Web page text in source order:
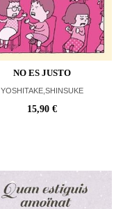
NO ES JUSTO
YOSHITAKE,SHINSUKE
15,90 €